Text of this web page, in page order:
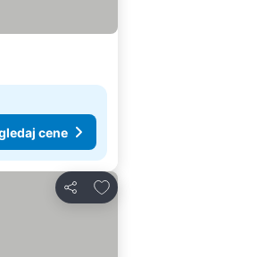
cene
Deli
Dodati u favorite